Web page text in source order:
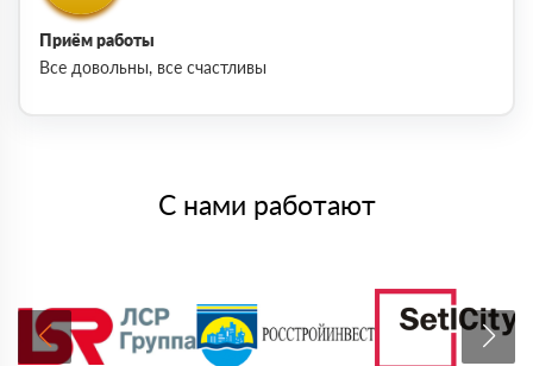
Приём работы
Все довольны, все счастливы
С нами работают